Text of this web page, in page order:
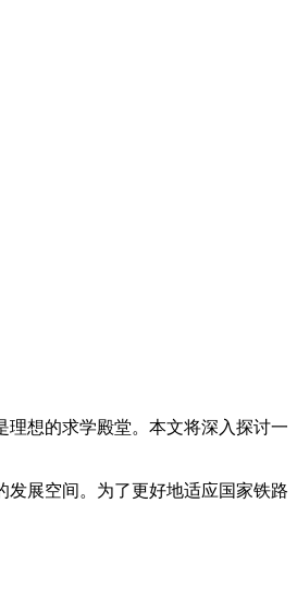
想的求学殿堂。本文将深入探讨一
展空间。为了更好地适应国家铁路